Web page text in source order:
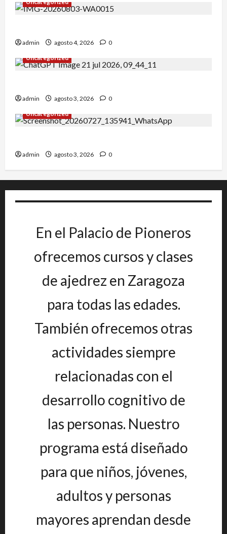
Uncategorized
admin agosto 4, 2026
0
Uncategorized
admin agosto 3, 2026
0
Uncategorized
admin agosto 3, 2026 0
En el Palacio de Pioneros
ofrecemos cursos y clases
de ajedrez en Zaragoza
para todas las edades.
También ofrecemos otras
actividades siempre
relacionadas con el
desarrollo cognitivo de
las personas. Nuestro
programa está diseñado
para que niños, jóvenes,
adultos y personas
mayores aprendan desde